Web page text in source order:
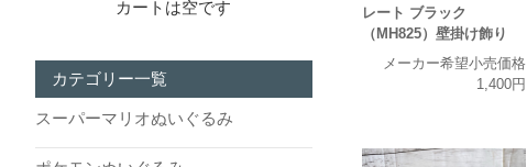
レート ブラック
（MH825）壁掛け飾り
メーカー希望小売価格
1,400円
カートは空です
カテゴリー一覧
スーパーマリオぬいぐるみ